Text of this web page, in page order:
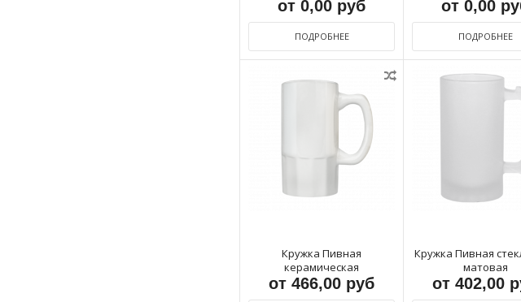
от 0,00 руб
ПОДРОБНЕЕ
от 0,00
ПОДРОБНЕЕ
Кружка Пивная
керамическая
от 466,00 руб
Кружка Пивная
матовая
от 402,00